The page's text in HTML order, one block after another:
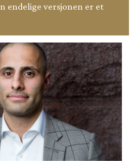
endelige versjonen er et